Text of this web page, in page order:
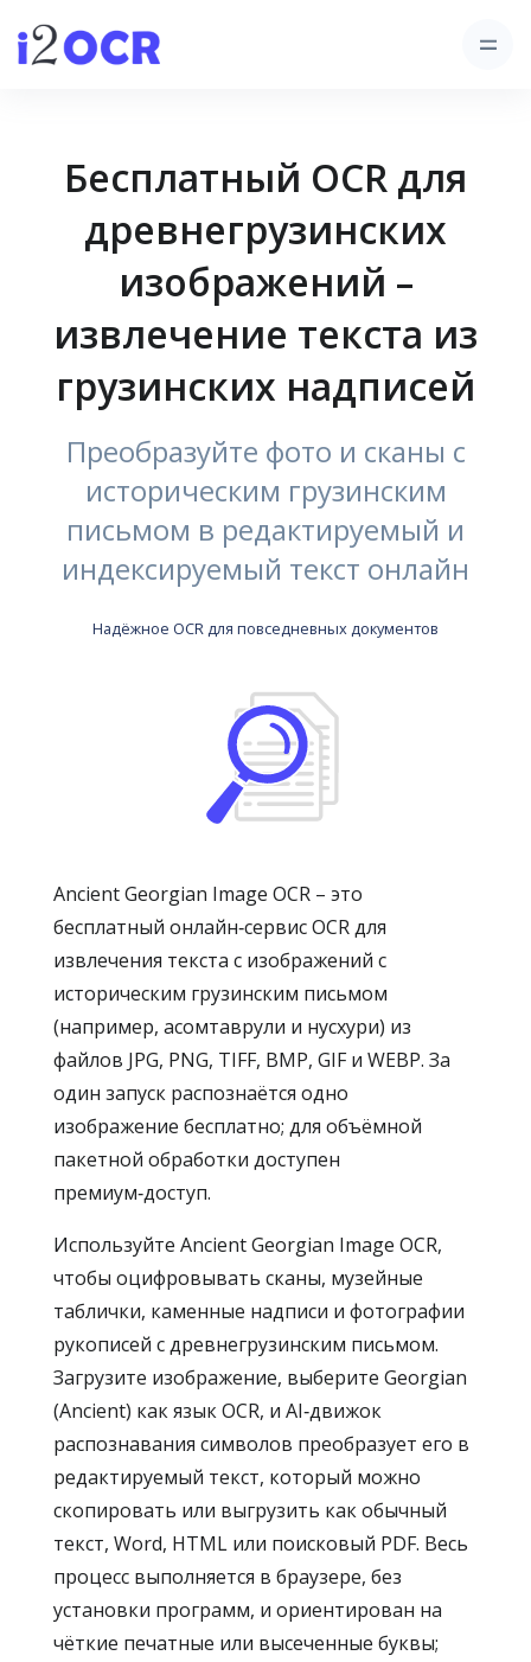
Бесплатный OCR для
древнегрузинских
изображений –
извлечение текста из
грузинских надписей
Преобразуйте фото и сканы с
историческим грузинским
письмом в редактируемый и
индексируемый текст онлайн
Надёжное OCR для повседневных документов
Ancient Georgian Image OCR – это
бесплатный онлайн‑сервис OCR для
извлечения текста с изображений с
историческим грузинским письмом
(например, асомтаврули и нусхури) из
файлов JPG, PNG, TIFF, BMP, GIF и WEBP. За
один запуск распознаётся одно
изображение бесплатно; для объёмной
пакетной обработки доступен
премиум‑доступ.
Используйте Ancient Georgian Image OCR,
чтобы оцифровывать сканы, музейные
таблички, каменные надписи и фотографии
рукописей с древнегрузинским письмом.
Загрузите изображение, выберите Georgian
(Ancient) как язык OCR, и AI‑движок
распознавания символов преобразует его в
редактируемый текст, который можно
скопировать или выгрузить как обычный
текст, Word, HTML или поисковый PDF. Весь
процесс выполняется в браузере, без
установки программ, и ориентирован на
чёткие печатные или высеченные буквы;